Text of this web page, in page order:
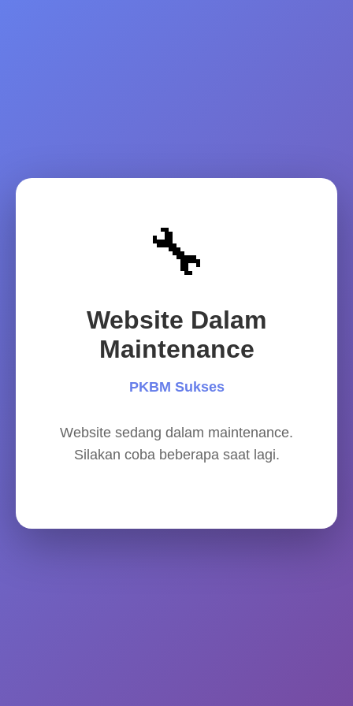
🔧
Website Dalam
Maintenance
PKBM Sukses
Website sedang dalam maintenance.
Silakan coba beberapa saat lagi.